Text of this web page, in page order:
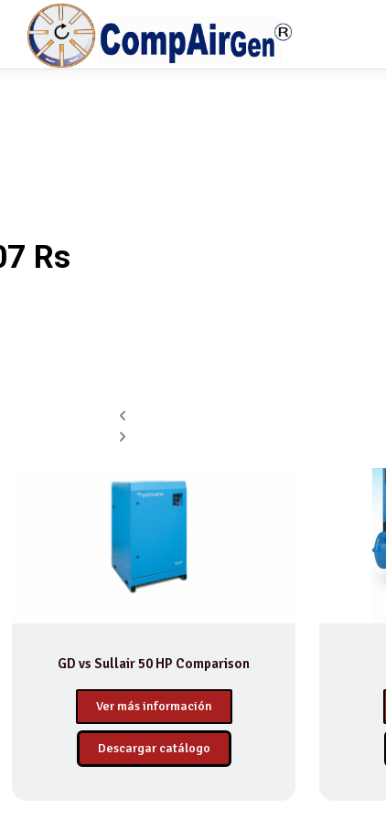
Rs
GD vs Sullair 50 HP Comparison
Ver más información
Descargar catálogo